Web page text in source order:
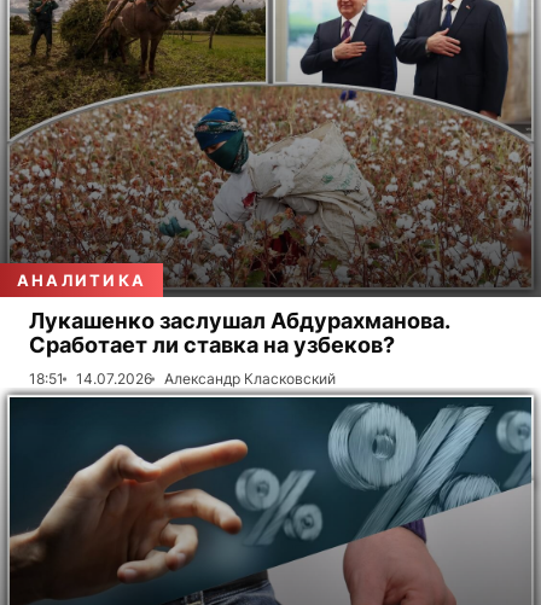
АНАЛИТИКА
Лукашенко заслушал Абдурахманова.
Сработает ли ставка на узбеков?
18:51 14.07.2026 Александр Класковский